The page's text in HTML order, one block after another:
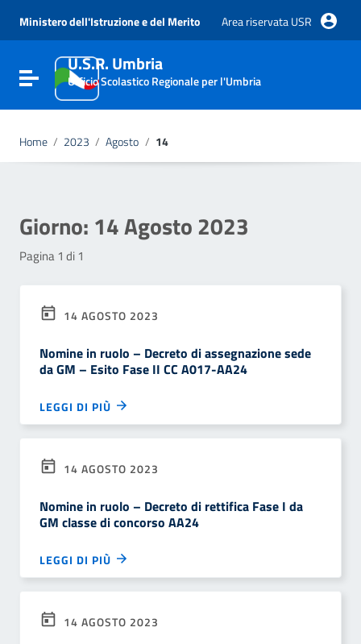
Vai al menu di navigazione
Vai al footer
Ministero dell'Istruzione e del Merito Area riservata USR
Attiva / disattiva la navigazione
U.S.R. Umbria
Ufficio Scolastico Regionale per l'Umbria
Home / 2023 / Agosto / 14
Giorno: 14 Agosto 2023
Pagina 1 di 1
14 AGOSTO 2023
Nomine in ruolo – Decreto di assegnazione sede
da GM – Esito Fase II CC A017-AA24
LEGGI DI PIÙ
14 AGOSTO 2023
Nomine in ruolo – Decreto di rettifica Fase I da
GM classe di concorso AA24
LEGGI DI PIÙ
14 AGOSTO 2023